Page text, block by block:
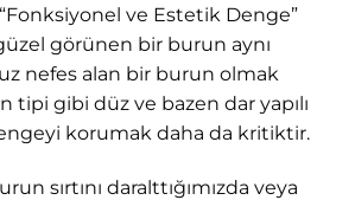
“Fonksiyonel ve Estetik Denge”
görünen bir burun aynı
nefes alan bir burun olmak
tipi gibi düz ve bazen dar yapılı
korumak daha da kritiktir.
sırtını daralttığımızda veya